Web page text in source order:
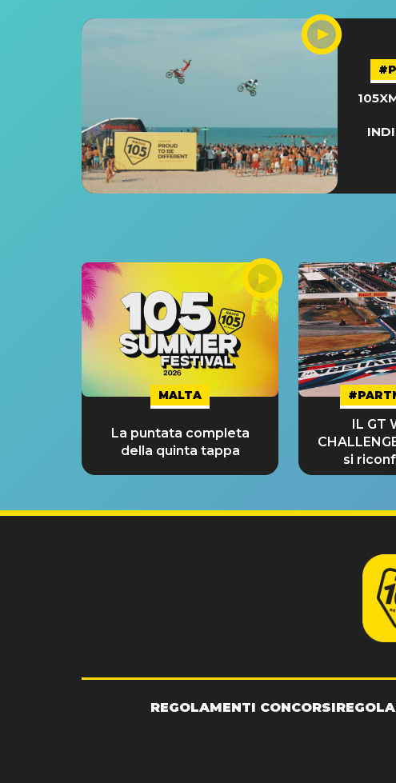
MALTA
La puntata completa
della quinta tappa
IL GT
si
GRANDE
REGOLAMENTI CONCORSI